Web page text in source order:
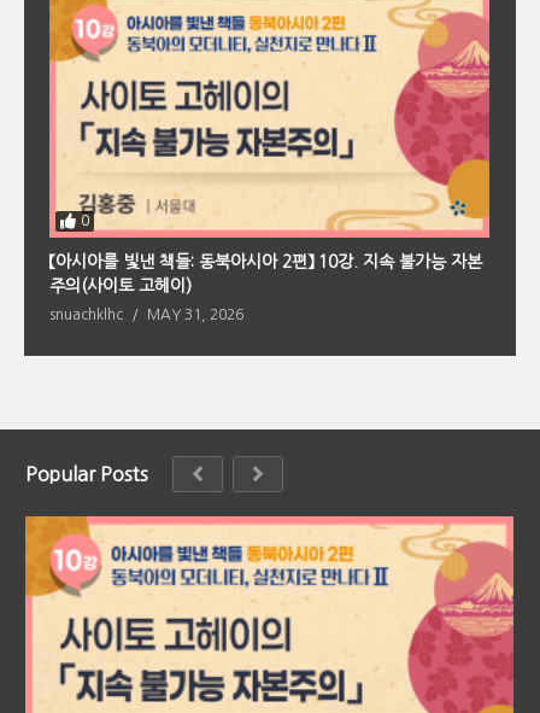
0
【아시아를 빛낸 책들: 동북아시아 2편】 10강. 지속 불가능 자본
주의(사이토 고헤이)
snuachklhc MAY 31, 2026
Popular Posts